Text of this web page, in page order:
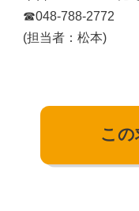
☎048-788-2772
(担当者：松本)
この